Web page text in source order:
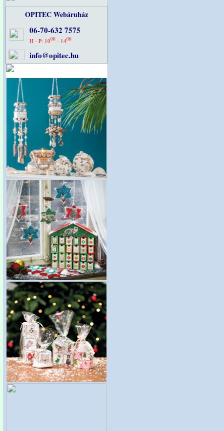
OPITEC Webáruház
06-70-632 7575
H - P: 1000- 1400
info@opitec.hu